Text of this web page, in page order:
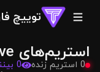
توییچ
استریم‌های ORMOD: Directive
0 استریم زنده 0 بیننده